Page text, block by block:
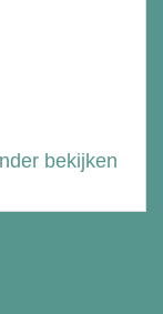
bekijken